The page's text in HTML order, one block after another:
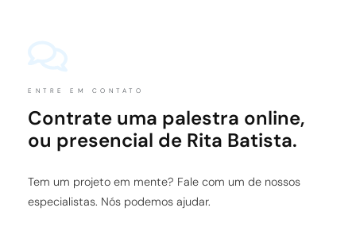
ENTRE EM CONTATO
Contrate uma palestra online,
ou presencial de Rita Batista.
Tem um projeto em mente? Fale com um de nossos
especialistas. Nós podemos ajudar.